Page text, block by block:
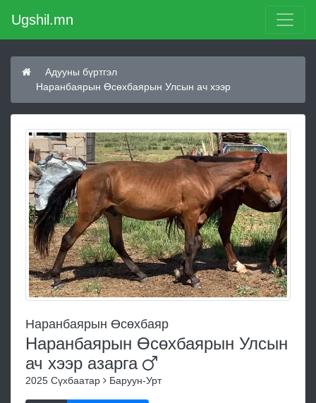
Ugshil.mn
Адууны бүртгэл
Наранбаярын Өсөхбаярын Улсын ач хээр
Наранбаярын Өсөхбаяр
Наранбаярын Өсөхбаярын Улсын
ач хээр азарга
2025 Сүхбаатар Баруун-Урт